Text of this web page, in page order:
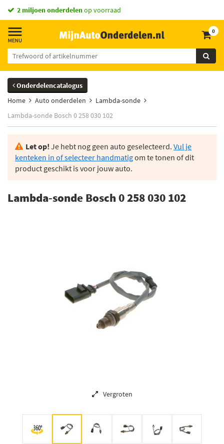
2 miljoen onderdelenop voorraad
0
Onderdelencatalogus
Home
Auto onderdelen
Lambda-sonde
Lambda-sonde Bosch 0 258 030 102
Let op! Je hebt nog geen auto geselecteerd. Vul je
kenteken in of selecteer handmatigom te tonen of dit
product geschikt is voor jouw auto.
Lambda-sonde Bosch 0 258 030 102
Vergroten